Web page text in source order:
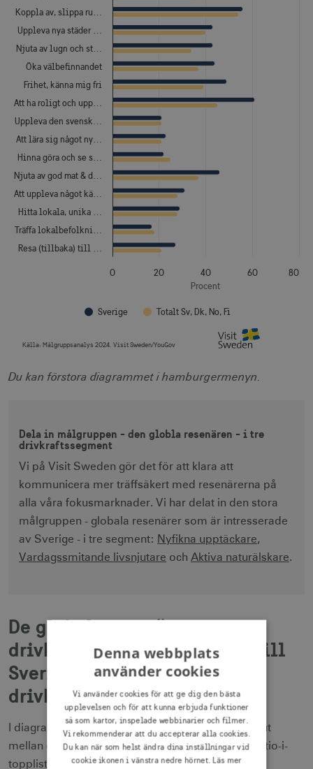
Procent
Sverige Totalt Sv, Dk, No, Fi
Koppla av, slippa ru…
Uppleva nya städer …
Njuta av lugn och st…
Öka välbefinnandet
Frihet, känna mig fri
Att ha roligt och upp…
Uppleva den svensk…
Att lära sig något ny…
Hinna göra och se s…
Njuta av god mat & d…
Att uppleva något kä…
Hitta lokala, unika …
Träffa lokalbefolkni…
Resa (tillbaka) till …
0 20 40 60 80
Källa:Målgruppsanalys 2024. Visit Sweden/YouGov
Du kan förstora diagrammet i hamburgermenyn.
Dela in målgruppen - den globla resenären - i tre
drivkraftssegment
Vi på Visit Sweden gör det för att klara att
kommunicera mer träffsäkert med resenärerna på
alla våra fokusmarknader. Vi har delat in den stora
målgruppen - globala resenärer som är intresserade
av Sverige - i tre segment: Nyfikna upptäckare,
Vardagssmitande livsnjutare och Aktiva naturälskare.
De globala resenärernas
drivkrafter för att vilja resa till
Sverige indelat i
drivkraftssegment
I diagrammet nedan visar vi hur fördelningen ser ut
mellan de olika drivkraftssegmenten när vi ser på tio-i-
topplistan över varför man vill resa till Sverige.
Denna webbplats
använder cookies
Vi använder cookies för att ge dig den bästa
upplevelsen och för att kunna erbjuda funktioner
så som kartor, inspelade webbinarier och filmer.
Vi rekommenderar att du accepterar alla cookies.
Du kan när som helst ändra dina inställningar vid
cookie ikonen i vänstra nedre hörnet. Läs mer